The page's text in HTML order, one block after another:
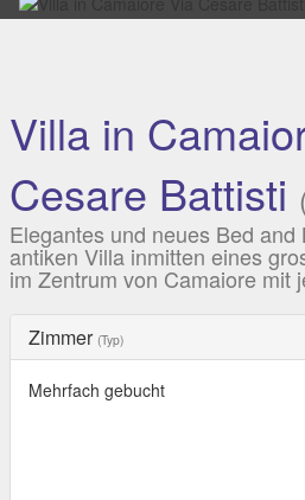
Villa in
Cesare Battisti
Elegantes und neues Bed
antiken Villa inmitten eines
im Zentrum von Camaiore mit
Zimmer (Typ)
Mehrfach gebucht